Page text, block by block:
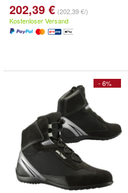
202,39 € (202,39 €/)
Kostenloser Versand
- 6%